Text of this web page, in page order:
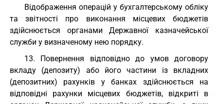
Відображення операцій у бухгалтерському обліку
та звітності про виконання місцевих бюджетів
здійснюється органами Державної казначейської
служби у визначеному нею порядку.
13. Повернення відповідно до умов договору
вкладу (депозиту) або його частини із вкладних
(депозитних) рахунків у банках здійснюється на
відповідні рахунки місцевих бюджетів, відкриті в